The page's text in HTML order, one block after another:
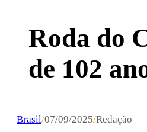
Roda do
de 102
Brasil/07/09/2025/Redação